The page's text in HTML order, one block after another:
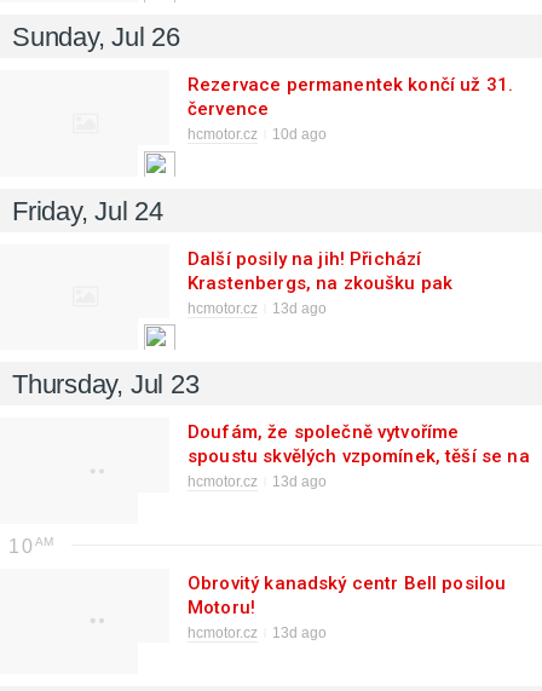
Sunday, Jul 26
Rezervace permanentek končí už 31.
července
hcmotor.cz 10d ago
Friday, Jul 24
Další posily na jih! Přichází
Krastenbergs, na zkoušku pak
Hejduk
hcmotor.cz 13d ago
Thursday, Jul 23
Doufám, že společně vytvoříme
spoustu skvělých vzpomínek, těší se na
novou výzvu Lucas Nordsäter
hcmotor.cz 13d ago
10
Obrovitý kanadský centr Bell posilou
Motoru!
hcmotor.cz 13d ago